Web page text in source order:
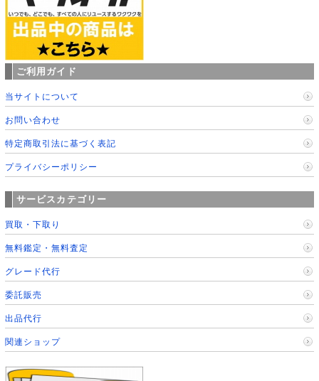
ご利用ガイド
当サイトについて
お問い合わせ
特定商取引法に基づく表記
プライバシーポリシー
サービスカテゴリー
買取・下取り
無料鑑定・無料査定
グレード代行
委託販売
出品代行
関連ショップ